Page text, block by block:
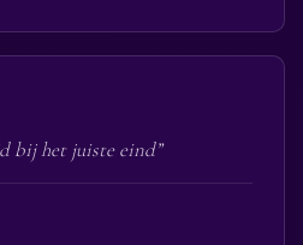
bij het juiste eind”